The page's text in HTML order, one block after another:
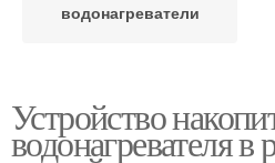
водонагреватели
Устройство
водонагревателя в